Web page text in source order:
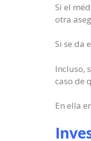
Si el
otra
Si se da
Incluso,
caso de
En ella